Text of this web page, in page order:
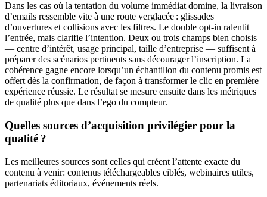
Dans les cas où la tentation du volume immédiat domine, la livraison
d’emails ressemble vite à une route verglacée : glissades
d’ouvertures et collisions avec les filtres. Le double opt-in ralentit
l’entrée, mais clarifie l’intention. Deux ou trois champs bien choisis
— centre d’intérêt, usage principal, taille d’entreprise — suffisent à
préparer des scénarios pertinents sans décourager l’inscription. La
cohérence gagne encore lorsqu’un échantillon du contenu promis est
offert dès la confirmation, de façon à transformer le clic en première
expérience réussie. Le résultat se mesure ensuite dans les métriques
de qualité plus que dans l’ego du compteur.
Quelles sources d’acquisition privilégier pour la
qualité ?
Les meilleures sources sont celles qui créent l’attente exacte du
contenu à venir: contenus téléchargeables ciblés, webinaires utiles,
partenariats éditoriaux, événements réels.